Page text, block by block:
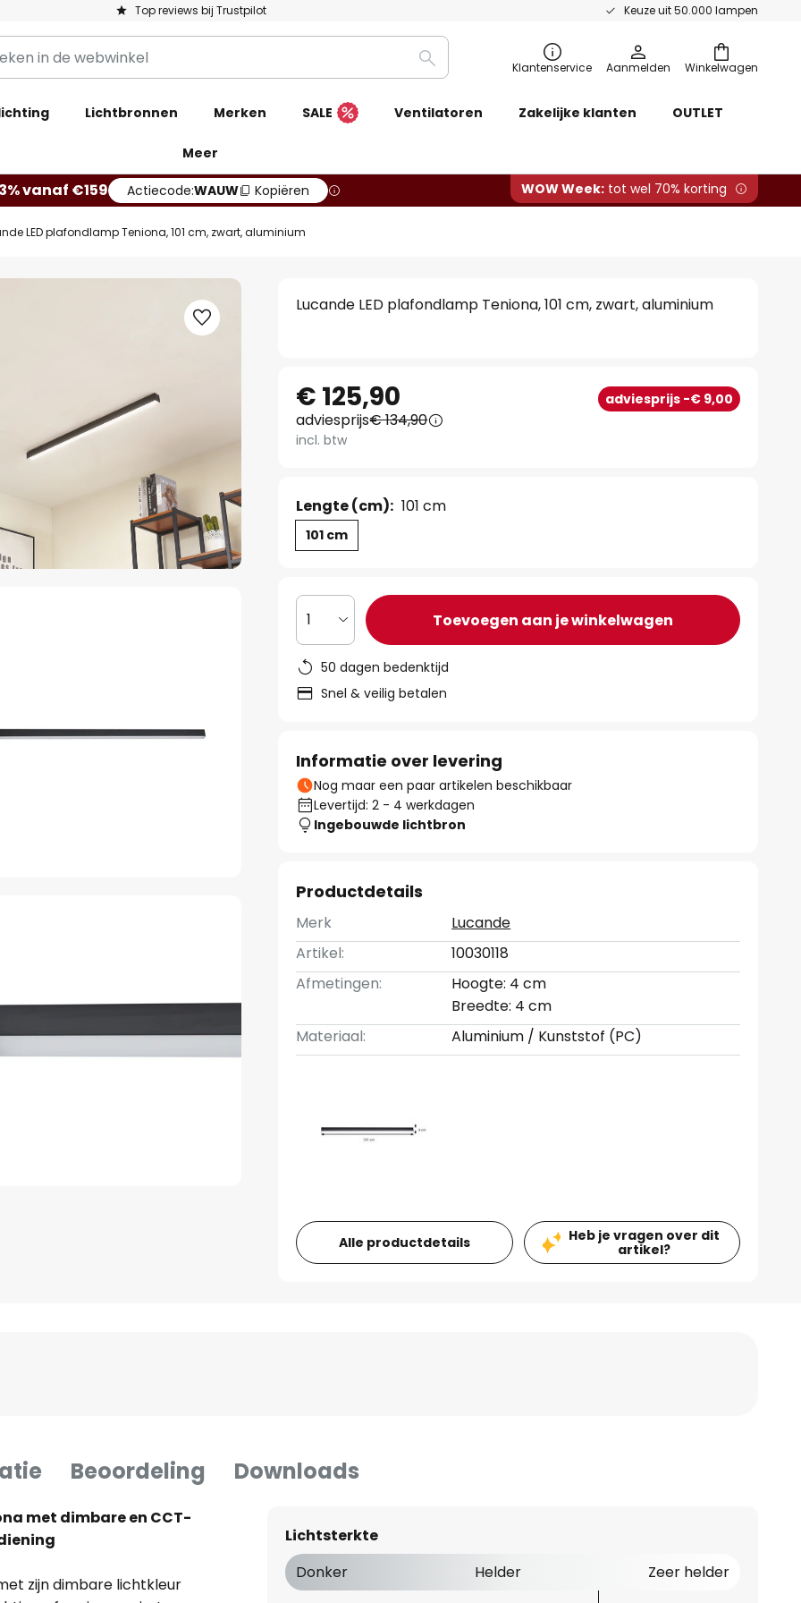
Top reviews bij Trustpilot Keuze uit 50.000 lampen
Winkelwagen
Zoeken Klantenservice Aanmelden
Lichtbronnen Merken SALE Ventilatoren Zakelijke klanten OUTLET
Meer
vanaf €159 Actiecode:WAUW Kopiëren WOW Week: tot wel 70% korting
LED plafondlamp Teniona, 101 cm, zwart, aluminium
Lucande LED plafondlamp Teniona, 101 cm, zwart, aluminium
€ 125,90 adviesprijs -€ 9,00
adviesprijs€ 134,90
incl. btw
Lengte (cm): 101 cm
101 cm
1 Toevoegen aan je winkelwagen
50 dagen bedenktijd
Snel & veilig betalen
Informatie over levering
Nog maar een paar artikelen beschikbaar
Levertijd: 2 - 4 werkdagen
Ingebouwde lichtbron
Productdetails
Merk
Lucande
Artikel:
10030118
Afmetingen:
Hoogte: 4 cm
Breedte: 4 cm
Materiaal:
Aluminium / Kunststof (PC)
Alle productdetails
Heb je vragen over dit
artikel?
Beoordeling Downloads
met dimbare en CCT-
zijn dimbare lichtkleur
Lichtsterkte
Donker
Helder Zeer helder